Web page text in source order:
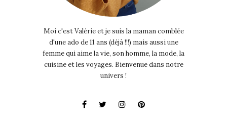
Moi c'est Valérie et je suis la maman comblée
d'une ado de 11 ans (déjà !!!) mais aussi une
femme qui aime la vie, son homme, la mode, la
cuisine et les voyages. Bienvenue dans notre
univers !